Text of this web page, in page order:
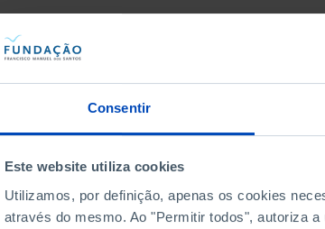
Consentir
Este website utiliza cookies
Utilizamos, por definição, apenas os cookies
através do mesmo. Ao "Permitir todos", autoriza
pesquisar